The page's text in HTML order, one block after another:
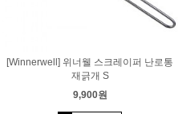
[Winnerwell] 위너웰 스크레이퍼 난로통
재긁개 S
9,900원